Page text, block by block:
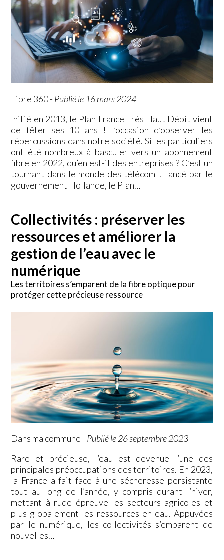
Fibre 360- Publié le 16 mars 2024
Initié en 2013, le Plan France Très Haut Débit vient
de fêter ses 10 ans ! L’occasion d’observer les
répercussions dans notre société. Si les particuliers
ont été nombreux à basculer vers un abonnement
fibre en 2022, qu’en est-il des entreprises ? C’est un
tournant dans le monde des télécom ! Lancé par le
gouvernement Hollande, le Plan…
Collectivités : préserver les
ressources et améliorer la
gestion de l’eau avec le
numérique
Les territoires s’emparent de la fibre optique pour
protéger cette précieuse ressource
Dans ma commune - Publié le 26 septembre 2023
Rare et précieuse, l’eau est devenue l’une des
principales préoccupations des territoires. En 2023,
la France a fait face à une sécheresse persistante
tout au long de l’année, y compris durant l’hiver,
mettant à rude épreuve les secteurs agricoles et
plus globalement les ressources en eau. Appuyées
par le numérique, les collectivités s’emparent de
nouvelles…